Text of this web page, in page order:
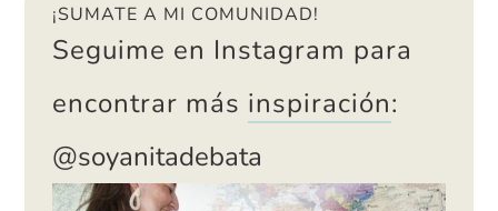
¡SUMATE A MI COMUNIDAD!
Seguime en Instagram para
encontrar más inspiración:
@soyanitadebata